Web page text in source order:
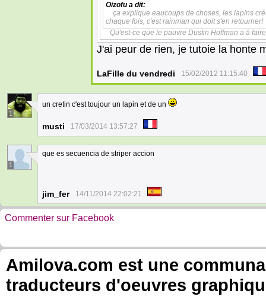
Oizofu a dit:
ça explique eaucoups de choses, les lapins
chaque fois, c'est rainman qui doit s'en retourner!
Qu'est-ce que le pauvre Dustin Hoffman a à
J'ai peur de rien, je tutoie la honte
LaFille du vendredi 15/02/2012 11:15:40
1
un cretin c'est toujour un lapin et de un
musti 17/03/2014 13:57:27
1
que es secuencia de striper accion
jim_fer 14/11/2014 22:02:21
Commenter sur Facebook
Amilova.com est une
traducteurs d'oeuvres